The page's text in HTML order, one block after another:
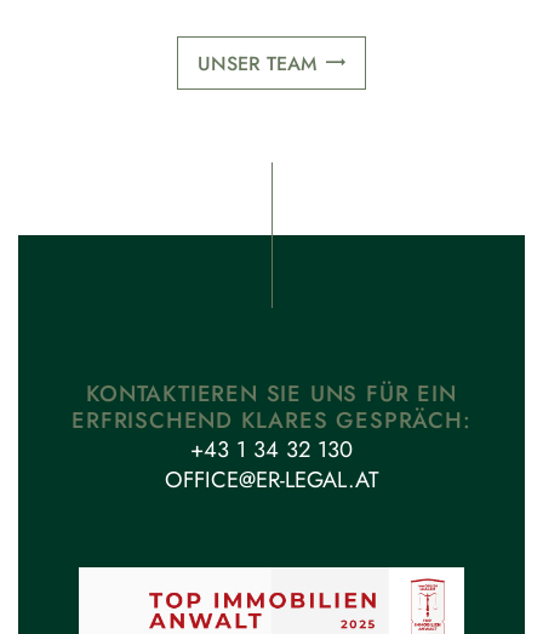
UNSER TEAM
KONTAKTIEREN SIE UNS FÜR EIN
ERFRISCHEND KLARES GESPRÄCH:
+43 1 34 32 130
OFFICE@ER-LEGAL.AT